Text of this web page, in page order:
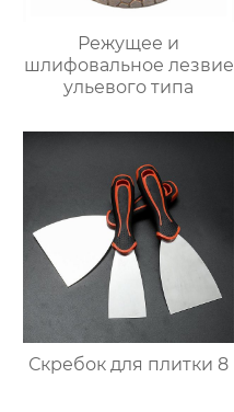
Режущее и
шлифовальное лезвие
ульевого типа
Скребок для плитки 8